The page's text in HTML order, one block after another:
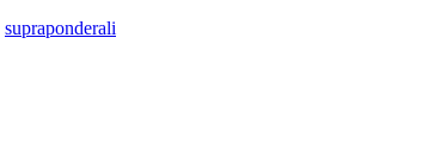
supraponderali